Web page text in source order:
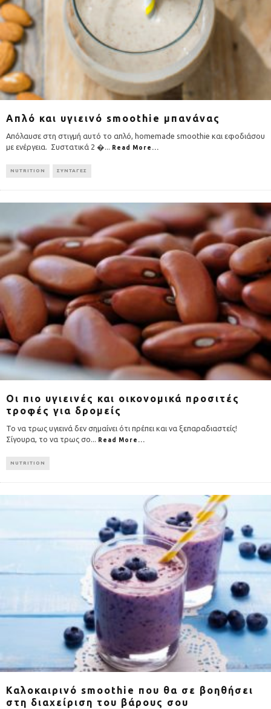
Απλό και υγιεινό smoothie μπανάνας
Απόλαυσε στη στιγμή αυτό το απλό, homemade smoothie και εφοδιάσου
με ενέργεια. Συστατικά 2 �
Read More...
NUTRITION ΣΥΝΤΑΓΕΣ
Οι πιο υγιεινές και οικονομικά προσιτές
τροφές για δρομείς
Το να τρως υγιεινά δεν σημαίνει ότι πρέπει και να ξεπαραδιαστείς!
Σίγουρα, το να τρως σο
Read More...
NUTRITION
Καλοκαιρινό smoothie που θα σε βοηθήσει
στη διαχείριση του βάρους σου